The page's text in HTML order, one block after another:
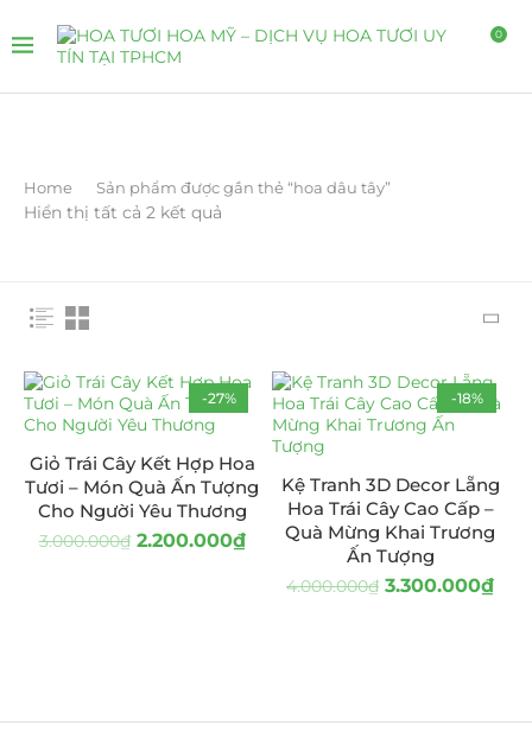
0
Home Sản phẩm được gắn thẻ “hoa dâu tây”
Hiển thị tất cả 2 kết quả
-27%
Giỏ Trái Cây Kết Hợp Hoa
Tươi – Món Quà Ấn Tượng
Cho Người Yêu Thương
3.000.000₫ 2.200.000₫
-18%
Kệ Tranh 3D Decor Lẵng
Hoa Trái Cây Cao Cấp –
Quà Mừng Khai Trương
Ấn Tượng
4.000.000₫ 3.300.000₫